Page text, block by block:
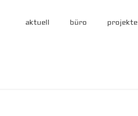
aktuell büro projekte